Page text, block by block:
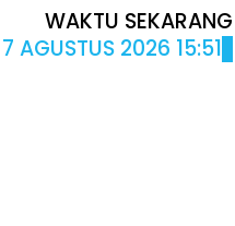
WAKTU SEKARANG
7 AGUSTUS 2026 15:51